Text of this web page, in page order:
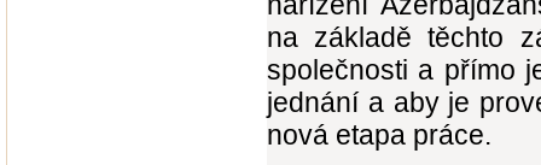
na základě těchto
společnosti a přímo
jednání a aby je
nová etapa práce.